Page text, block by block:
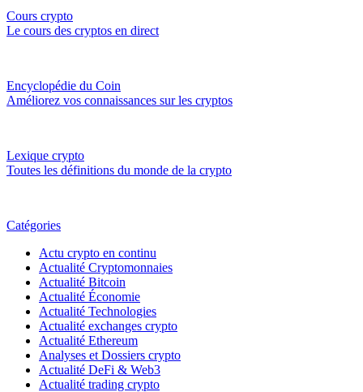
Cours crypto
Le cours des cryptos en direct
Encyclopédie du Coin
Améliorez vos connaissances sur les cryptos
Lexique crypto
Toutes les définitions du monde de la crypto
Catégories
Actu crypto en continu
Actualité Cryptomonnaies
Actualité Bitcoin
Actualité Économie
Actualité Technologies
Actualité exchanges crypto
Actualité Ethereum
Analyses et Dossiers crypto
Actualité DeFi & Web3
Actualité trading crypto